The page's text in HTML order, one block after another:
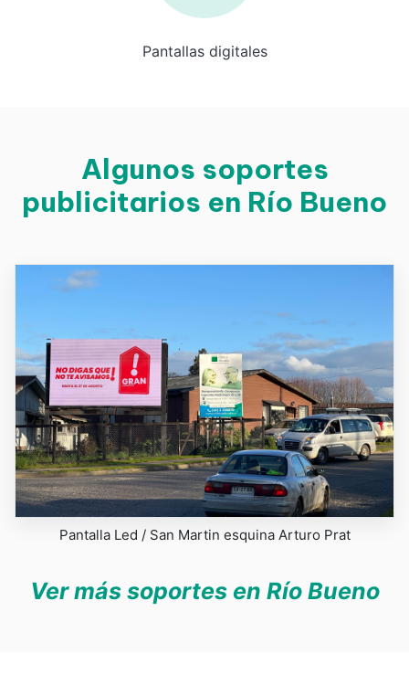
Pantallas digitales
Algunos soportes
publicitarios en Río Bueno
Pantalla Led / San Martin esquina Arturo Prat
Ver más soportes en Río Bueno